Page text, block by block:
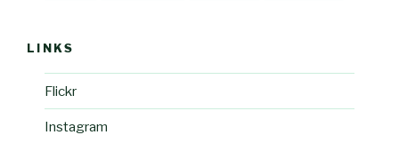
LINKS
Flickr
Instagram